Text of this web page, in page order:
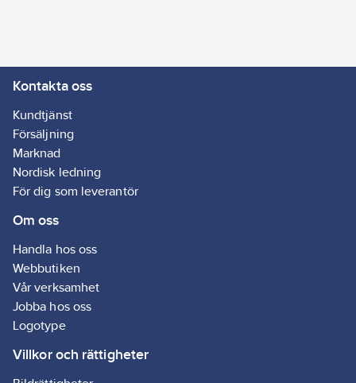
Ean
artikelnr:
Ägarens
artikelnr:
Materialklass GI53
Kontakta oss
Kundtjänst
Försäljning
Marknad
Nordisk ledning
För dig som leverantör
Om oss
Handla hos oss
Webbutiken
Vår verksamhet
Jobba hos oss
Logotype
Villkor och rättigheter